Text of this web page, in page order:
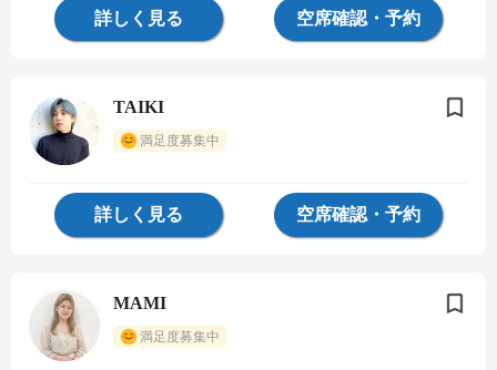
詳しく見る 空席確認・予約
TAIKI
満足度募集中
詳しく見る 空席確認・予約
MAMI
満足度募集中